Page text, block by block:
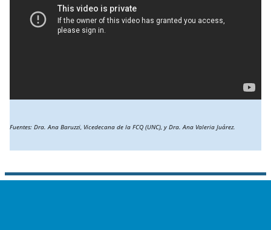
Fuentes: Dra. Ana Baruzzi, Vicedecana de la FCQ (UNC), y Dra. Ana Valeria Juárez.